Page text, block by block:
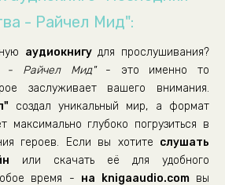
- Райчел Мид":
аудиокнигудля прослушивания?
- Райчел Мид"- это именно то
заслуживает вашего внимания.
создал уникальный мир, а формат
максимально глубоко погрузиться в
героев. Если вы хотите слушать
или скачать её для удобного
время - на knigaaudio.comвы